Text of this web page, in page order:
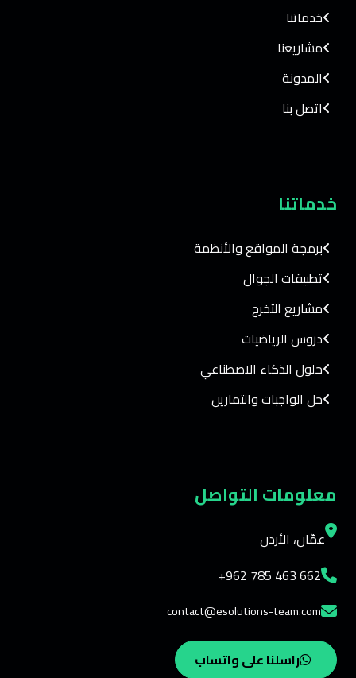
خدماتنا
مشاريعنا
المدونة
اتصل بنا
خدماتنا
برمجة المواقع والأنظمة
تطبيقات الجوال
مشاريع التخرج
دروس الرياضيات
حلول الذكاء الاصطناعي
حل الواجبات والتمارين
معلومات التواصل
عمّان، الأردن
+962 785 463 662
contact@esolutions-team.com
راسلنا على واتساب